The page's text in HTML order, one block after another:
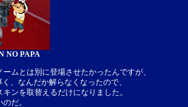
NO PAPA
ームとは別に登場させたかったんですが、
、なんだか解らなくなったので、
キンを取替えるだけになりました。
だ。